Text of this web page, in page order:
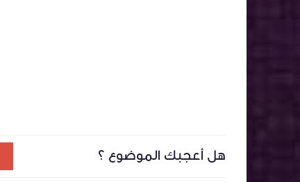
هل أعجبك الموضوع ؟